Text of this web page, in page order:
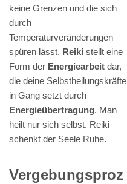
keine Grenzen und die sich
durch
Temperaturveränderungen
spüren lässt. Reiki stellt eine
Form der Energiearbeit dar,
die deine Selbstheilungskräfte
in Gang setzt durch
Energieübertragung. Man
heilt nur sich selbst. Reiki
schenkt der Seele Ruhe.
Vergebungsproz